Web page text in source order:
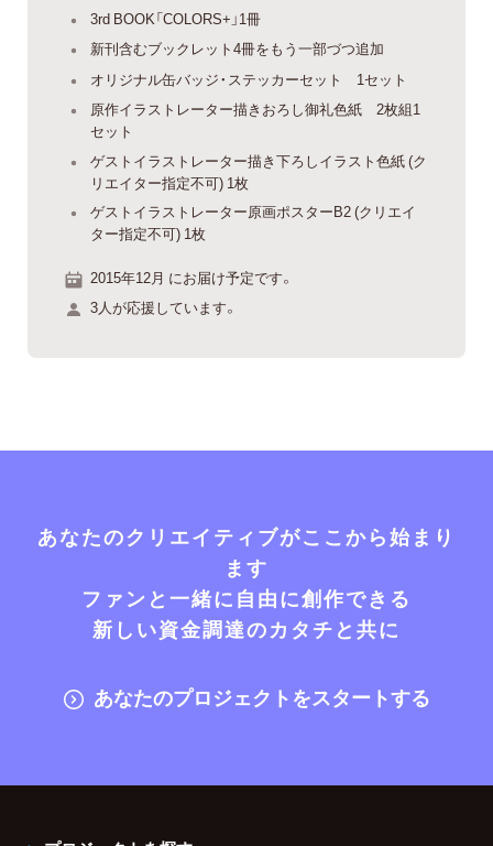
3rd BOOK「COLORS+」1冊
新刊含むブックレット4冊をもう一部づつ追加
オリジナル缶バッジ・ステッカーセット 1セット
原作イラストレーター描きおろし御礼色紙 2枚組1
セット
ゲストイラストレーター描き下ろしイラスト色紙 (ク
リエイター指定不可) 1枚
ゲストイラストレーター原画ポスターB2 (クリエイ
ター指定不可) 1枚
2015年12月 にお届け予定です。
3人が応援しています。
あなたのクリエイティブがここから始まり
ます
ファンと一緒に自由に創作できる
新しい資金調達のカタチと共に
あなたのプロジェクトをスタートする